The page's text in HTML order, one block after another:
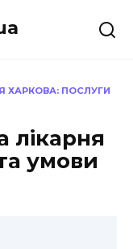
ХАРКОВА: ПОСЛУГИ
лікарня
умови